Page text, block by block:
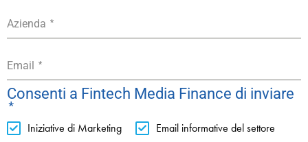
Azienda *
Email *
Consenti a Fintech Media Finance di inviare
*
Iniziative di Marketing Email informative del settore